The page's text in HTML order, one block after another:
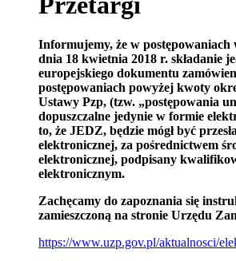
Informujemy, że w postępowaniach
dnia 18 kwietnia 2018 r. składanie
europejskiego dokumentu
postępowaniach powyżej kwoty
Ustawy Pzp, (tzw. „postępowania
dopuszczalne jedynie w formie
to, że JEDZ, będzie mógł być
elektronicznej, za pośrednictwem
elektronicznej, podpisany
elektronicznym.
Zachęcamy do zapoznania się
zamieszczoną na stronie Urzędu
https://www.uzp.gov.pl/aktualnosci/